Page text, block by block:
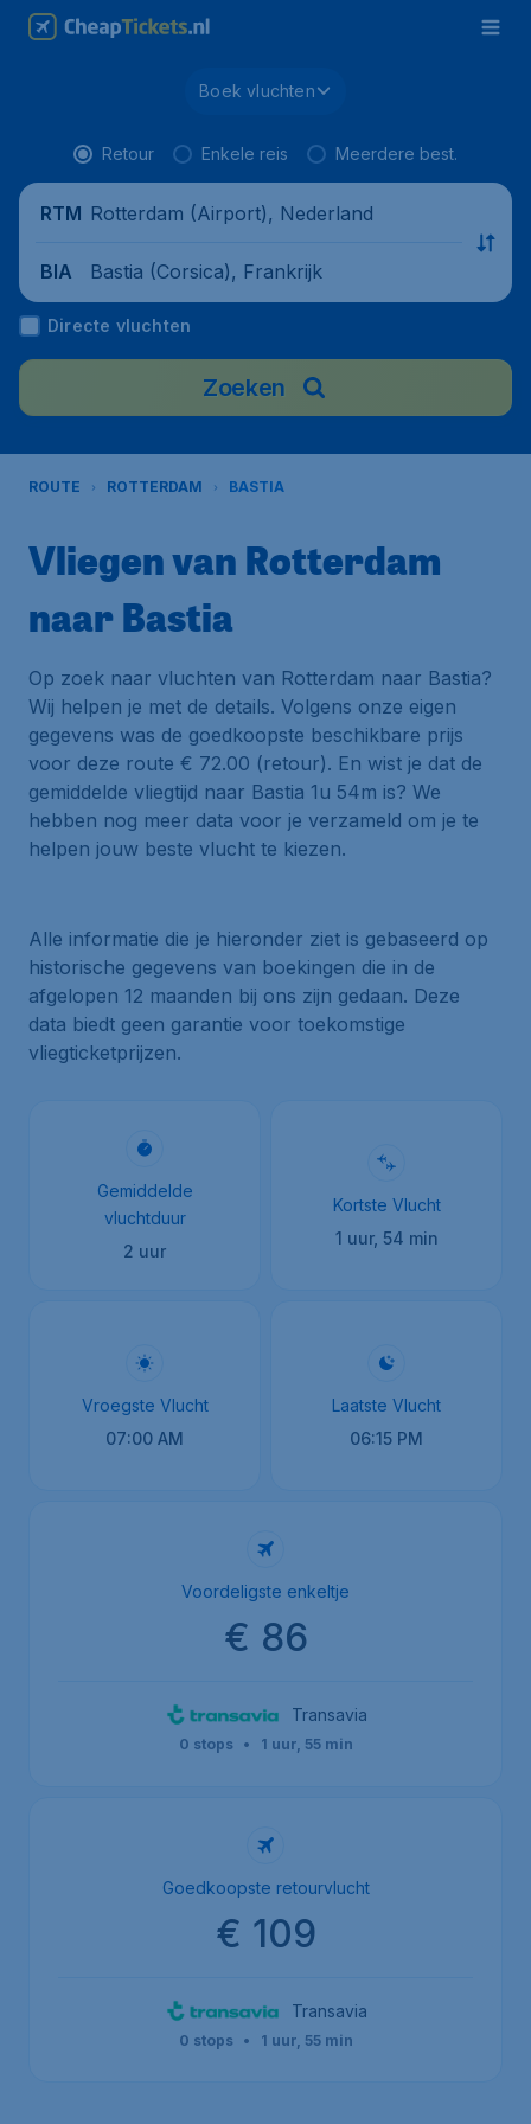
Boek vluchten
Retour Enkele reis Meerdere best.
RTM Rotterdam (Airport), Nederland
BIA Bastia (Corsica), Frankrijk
Directe vluchten
Zoeken
ROUTE ROTTERDAM BASTIA
Vliegen van Rotterdam
naar Bastia
Op zoek naar vluchten van Rotterdam naar Bastia?
Wij helpen je met de details. Volgens onze eigen
gegevens was de goedkoopste beschikbare prijs
voor deze route € 72.00 (retour). En wist je dat de
gemiddelde vliegtijd naar Bastia 1u 54m is? We
hebben nog meer data voor je verzameld om je te
helpen jouw beste vlucht te kiezen.
Alle informatie die je hieronder ziet is gebaseerd op
historische gegevens van boekingen die in de
afgelopen 12 maanden bij ons zijn gedaan. Deze
data biedt geen garantie voor toekomstige
vliegticketprijzen.
Gemiddelde
vluchtduur
2 uur
Kortste Vlucht
1 uur, 54 min
Vroegste Vlucht
07:00 AM
Laatste Vlucht
06:15 PM
Voordeligste enkeltje
€ 86
Transavia
0 stops • 1 uur, 55 min
Goedkoopste retourvlucht
€ 109
Transavia
0 stops • 1 uur, 55 min